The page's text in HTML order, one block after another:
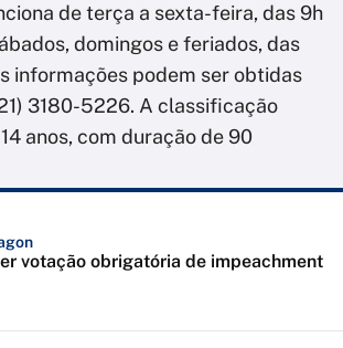
de terça a sexta-feira, das 9h
domingos e feriados, das
informações podem ser obtidas
3180-5226. A classificação
anos, com duração de 90
votação obrigatória de impeachment